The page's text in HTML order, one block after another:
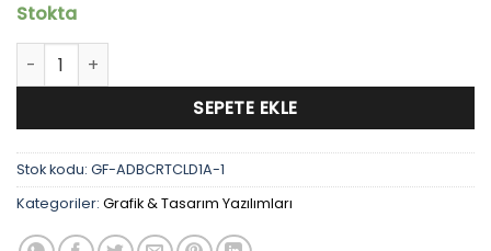
Stokta
Adobe Creative Cloud 1 Ay adet
SEPETE EKLE
Stok kodu: GF-ADBCRTCLD1A-1
Kategoriler: Grafik & Tasarım Yazılımları